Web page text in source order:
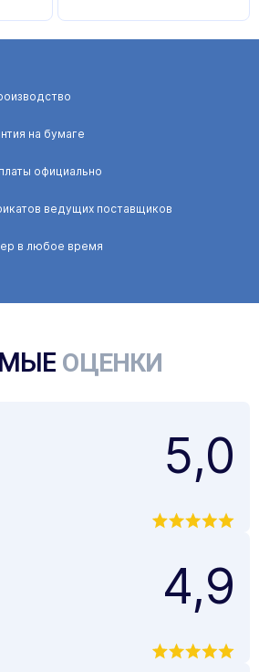
на бумаге
официально
ведущих поставщиков
в любое время
ОЦЕНКИ
5,0
4,9